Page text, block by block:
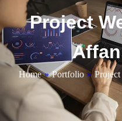
Project
Home » Portfolio »